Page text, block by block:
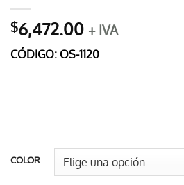
$6,472.00 + IVA
CÓDIGO: OS-1120
COLOR